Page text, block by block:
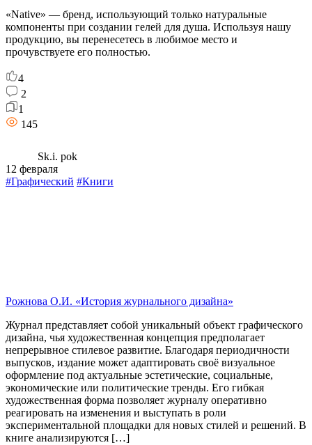
«Native» — бренд, использующий только натуральные
компоненты при создании гелей для душа. Используя нашу
продукцию, вы перенесетесь в любимое место и
прочувствуете его полностью.
4
2
1
145
Sk.i. pok
12 февраля
#Графический #Книги
Рожнова О.И. «История журнального дизайна»
Журнал представляет собой уникальный объект графического
дизайна, чья художественная концепция предполагает
непрерывное стилевое развитие. Благодаря периодичности
выпусков, издание может адаптировать своё визуальное
оформление под актуальные эстетические, социальные,
экономические или политические тренды. Его гибкая
художественная форма позволяет журналу оперативно
реагировать на изменения и выступать в роли
экспериментальной площадки для новых стилей и решений. В
книге анализируются […]